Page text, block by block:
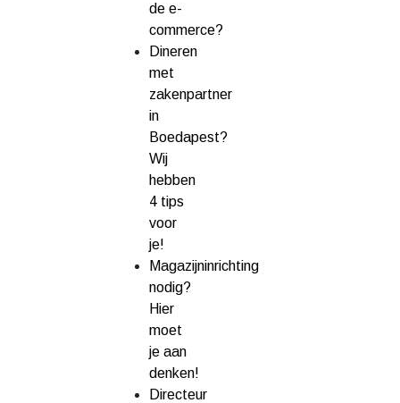
de e-
commerce?
Dineren
met
zakenpartner
in
Boedapest?
Wij
hebben
4 tips
voor
je!
Magazijninrichting
nodig?
Hier
moet
je aan
denken!
Directeur